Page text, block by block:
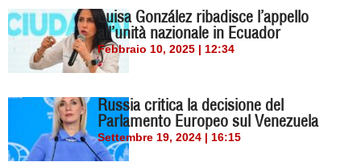
Luisa González ribadisce l’appello
all’unità nazionale in Ecuador
Febbraio 10, 2025 | 12:34
Russia critica la decisione del
Parlamento Europeo sul Venezuela
Settembre 19, 2024 | 16:15